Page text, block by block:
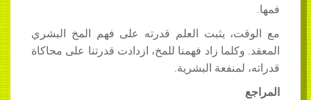
فمها.
مع الوقت، يثبت العلم قدرته على فهم المخ البشري
المعقد. وكلما زاد فهمنا للمخ، ازدادت قدرتنا على محاكاة
قدراته، لمنفعة البشرية.
المراجع